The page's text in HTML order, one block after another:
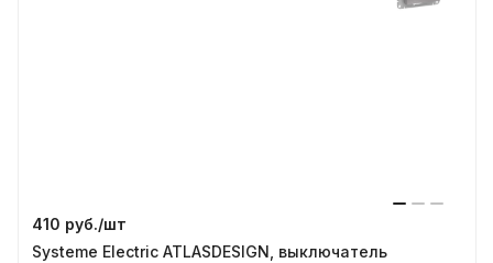
410 руб./шт
Systeme Electric ATLASDESIGN, выключатель